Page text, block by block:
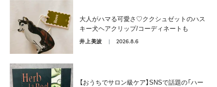
大人がハマる可愛さ♡ククシュゼットのハス
キー犬ヘアクリップ/コーディネートも
井上美波 2026.8.6
【おうちでサロン級ケア】SNSで話題の「ハー